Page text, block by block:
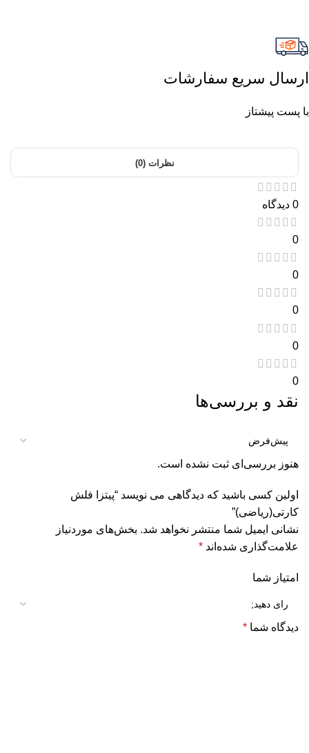
ارسال سریع سفارشات
با پست پیشتاز
نظرات (0)
0 دیدگاه
0
0
0
0
0
نقد و بررسی‌ها
هنوز بررسی‌ای ثبت نشده است.
اولین کسی باشید که دیدگاهی می نویسد “پيتزا فلش
كارتى(ریاضی)”
نشانی ایمیل شما منتشر نخواهد شد. بخش‌های موردنیاز
علامت‌گذاری شده‌اند *
امتیاز شما
دیدگاه شما *